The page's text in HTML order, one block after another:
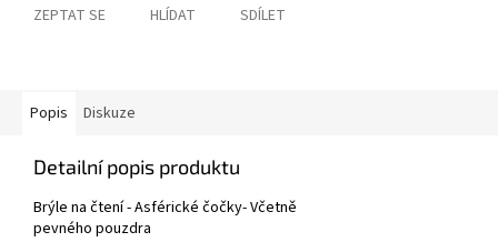
ZEPTAT SE HLÍDAT SDÍLET
Popis Diskuze
Detailní popis produktu
Brýle na čtení - Asférické čočky- Včetně
pevného pouzdra